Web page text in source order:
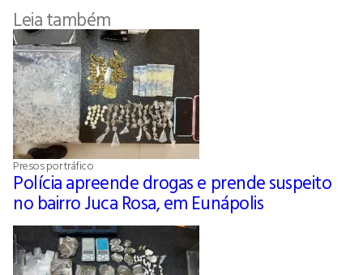
Leia também
Presos por tráfico
Polícia apreende drogas e prende suspeito
no bairro Juca Rosa, em Eunápolis